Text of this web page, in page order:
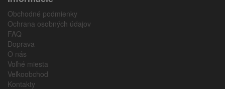
Obchodné podmienky
Ochrana osobných údajov
FAQ
Doprava
O nás
Voľné miesta
Veľkoobchod
Kontakty